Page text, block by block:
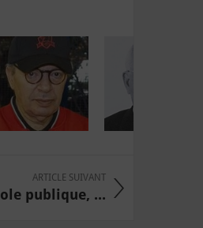
ARTICLE SUIVANT
publique, ...